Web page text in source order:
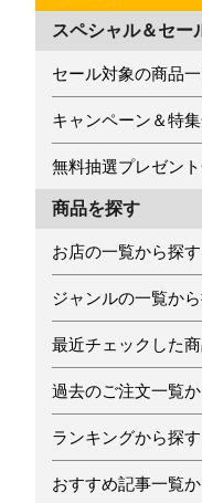
スペシャル＆セー
セール対象の商品
キャンペーン＆特
無料抽選プレゼン
商品を探す
お店の一覧から探す
ジャンルの一覧か
最近チェックした
過去のご注文一覧
ランキングから探す
おすすめ記事一覧